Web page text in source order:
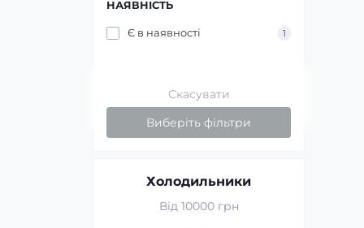
WUW
НАЯВНІСТЬ
Є в наявності 1
Скасувати
Виберіть фільтри
Холодильники
Від 10000 грн